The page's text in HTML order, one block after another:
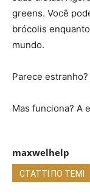
greens. Você
brócolis
mundo.
Parece
Mas funciona? A
maxwelhelp
СТАТТІ ПО ТЕМІ